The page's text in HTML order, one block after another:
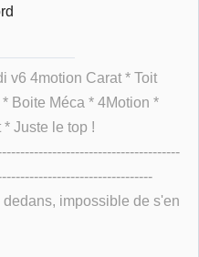
v6 4motion Carat * Toit
Boite Méca * 4Motion *
Juste le top !
impossible de s'en